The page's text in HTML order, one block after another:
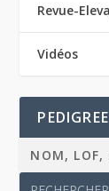
Revue-
Vidéos